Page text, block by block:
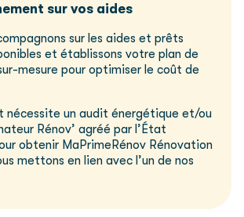
sur vos aides
sur les aides et prêts
et établissons votre plan de
mesure pour optimiser le coût de
nécessite un audit énergétique et/ou
Rénov’ agréé par l’État
obtenir MaPrimeRénov Rénovation
mettons en lien avec l’un de nos